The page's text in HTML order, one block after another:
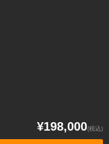
¥198,000(税込)